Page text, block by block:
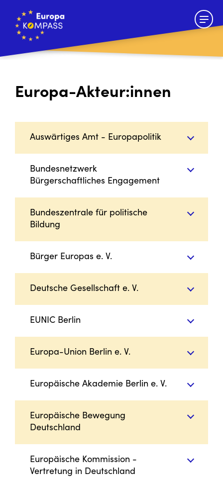
Europa-Akteur:innen
Auswärtiges Amt - Europapolitik
Bundesnetzwerk
Bürgerschaftliches Engagement
Bundeszentrale für politische
Bildung
Bürger Europas e. V.
Deutsche Gesellschaft e. V.
EUNIC Berlin
Europa-Union Berlin e. V.
Europäische Akademie Berlin e. V.
Europäische Bewegung
Deutschland
Europäische Kommission -
Vertretung in Deutschland